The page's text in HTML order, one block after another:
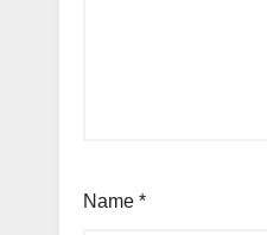
Name *